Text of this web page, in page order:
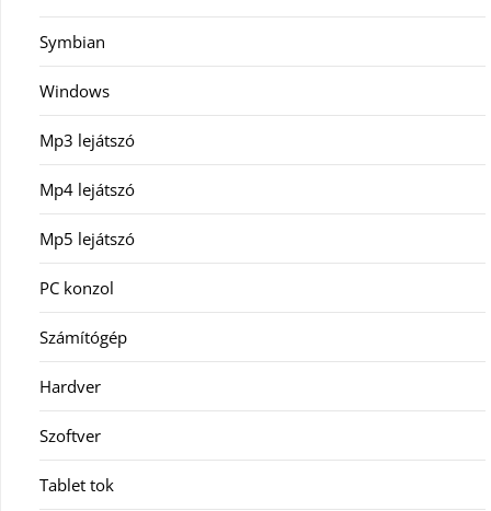
Symbian
Windows
Mp3 lejátszó
Mp4 lejátszó
Mp5 lejátszó
PC konzol
Számítógép
Hardver
Szoftver
Tablet tok